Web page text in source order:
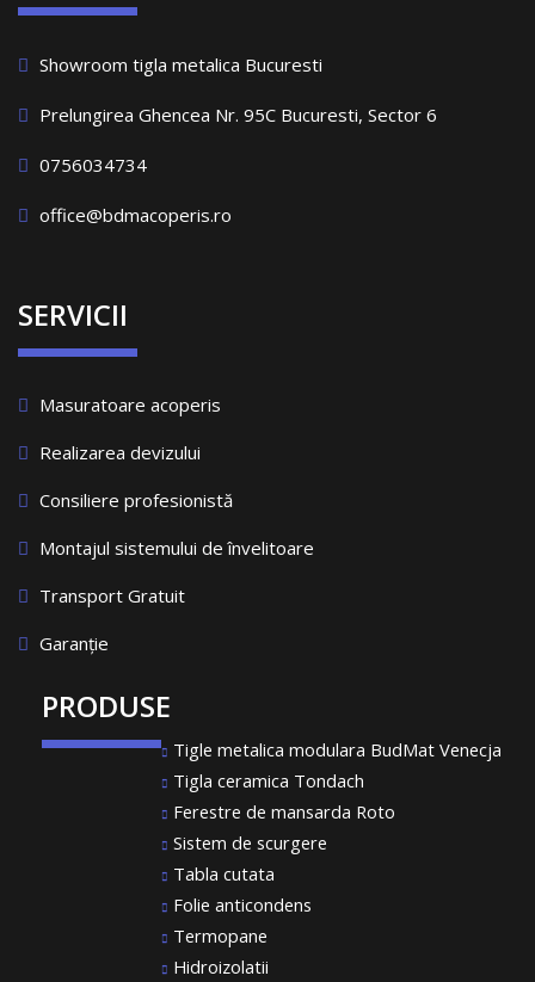
Showroom tigla metalica Bucuresti
Prelungirea Ghencea Nr. 95C Bucuresti, Sector 6
0756034734
office@bdmacoperis.ro
SERVICII
Masuratoare acoperis
Realizarea devizului
Consiliere profesionistă
Montajul sistemului de învelitoare
Transport Gratuit
Garanție
PRODUSE
Tigle metalica modulara BudMat Venecja
Tigla ceramica Tondach
Ferestre de mansarda Roto
Sistem de scurgere
Tabla cutata
Folie anticondens
Termopane
Hidroizolatii